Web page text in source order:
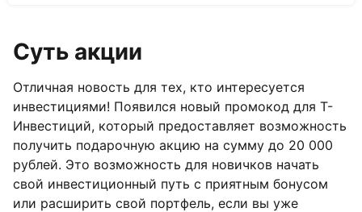
Суть акции
Отличная новость для тех, кто интересуется
инвестициями! Появился новый промокод для Т-
Инвестиций, который предоставляет возможность
получить подарочную акцию на сумму до 20 000
рублей. Это возможность для новичков начать
свой инвестиционный путь с приятным бонусом
или расширить свой портфель, если вы уже